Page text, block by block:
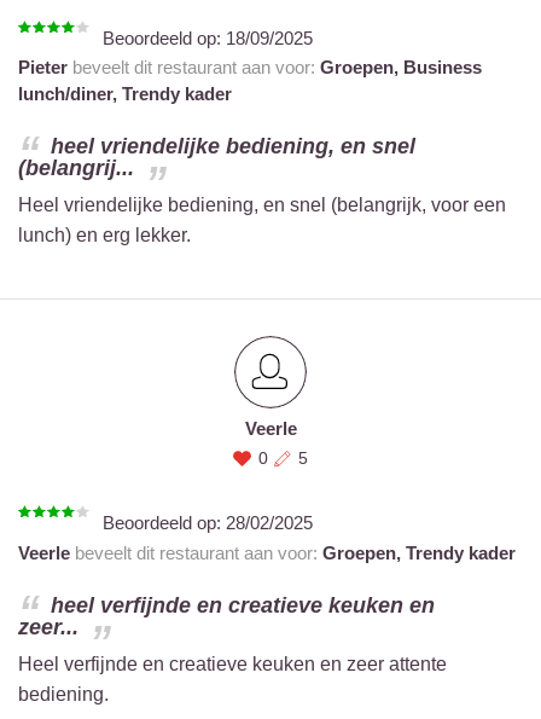
Beoordeeld op: 18/09/2025
Pieter beveelt dit restaurant aan voor: Groepen, Business
lunch/diner, Trendy kader
heel vriendelijke bediening, en snel
(belangrij...
Heel vriendelijke bediening, en snel (belangrijk, voor een
lunch) en erg lekker.
Veerle
0 5
Beoordeeld op: 28/02/2025
Veerle beveelt dit restaurant aan voor: Groepen, Trendy kader
heel verfijnde en creatieve keuken en
zeer...
Heel verfijnde en creatieve keuken en zeer attente
bediening.